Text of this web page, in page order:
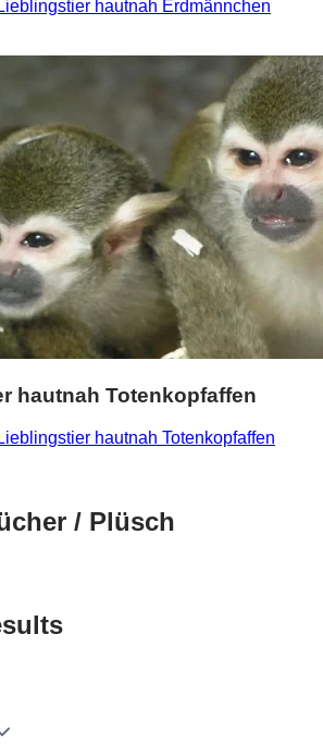
hautnah Erdmännchen
hautnah Totenkopfaffen
hautnah Totenkopfaffen
/ Plüsch